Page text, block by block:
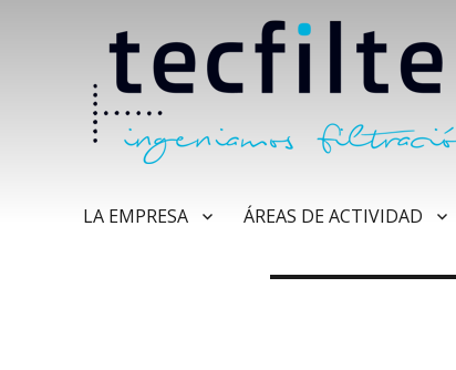
LA EMPRESA ÁREAS DE ACTIVIDAD